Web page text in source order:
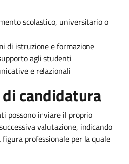
scolastico, universitario o
di istruzione e formazione
agli studenti
e relazionali
candidatura
possono inviare il proprio
valutazione, indicando
professionale per la quale